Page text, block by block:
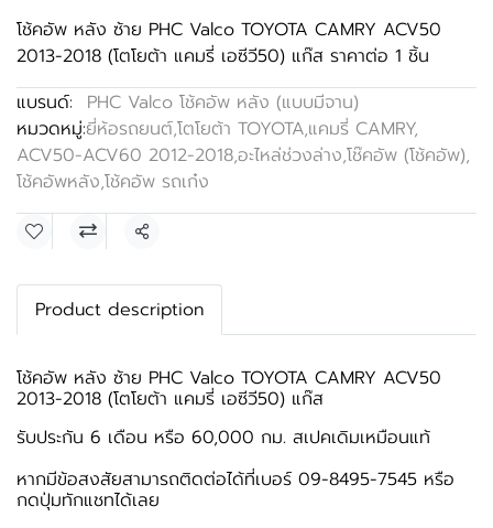
โช้คอัพ หลัง ซ้าย PHC Valco TOYOTA CAMRY ACV50
2013-2018 (โตโยต้า แคมรี่ เอซีวี50) แก๊ส ราคาต่อ 1 ชิ้น
แบรนด์:
PHC Valco โช้คอัพ หลัง (แบบมีจาน)
หมวดหมู่:ยี่ห้อรถยนต์,โตโยต้า TOYOTA,แคมรี่ CAMRY,
ACV50-ACV60 2012-2018,อะไหล่ช่วงล่าง,โช๊คอัพ (โช้คอัพ),
โช้คอัพหลัง,โช้คอัพ รถเก๋ง
แชร์
Product description
โช้คอัพ หลัง ซ้าย PHC Valco TOYOTA CAMRY ACV50
2013-2018 (โตโยต้า แคมรี่ เอซีวี50) แก๊ส
รับประกัน 6 เดือน หรือ 60,000 กม. สเปคเดิมเหมือนแท้
หากมีข้อสงสัยสามารถติดต่อได้ที่เบอร์ 09-8495-7545 หรือ
กดปุ่มทักแชทได้เลย